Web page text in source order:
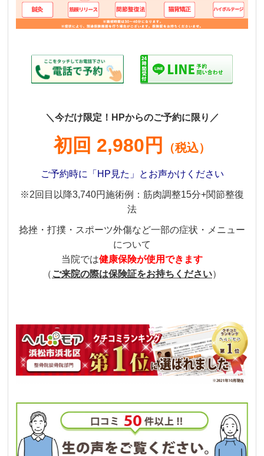
＼今だけ限定！HPからのご予約に限り／
初回 2,980円 （税込）
ご予約時に「HP見た」とお声かけください
※2回目以降3,740円施術例：筋肉調整15分+関節整復
法
捻挫・打撲・スポーツ外傷など一部の症状・メニュー
について
当院では健康保険が使用できます
（ ご来院の際は保険証をお持ちください）